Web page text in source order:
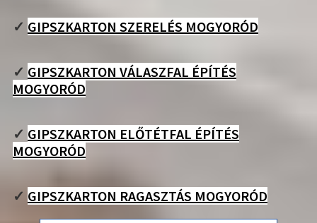
✓ GIPSZKARTON SZERELÉS MOGYORÓD
✓ GIPSZKARTON VÁLASZFAL ÉPÍTÉS
MOGYORÓD
✓ GIPSZKARTON ELŐTÉTFAL ÉPÍTÉS
MOGYORÓD
✓ GIPSZKARTON RAGASZTÁS MOGYORÓD